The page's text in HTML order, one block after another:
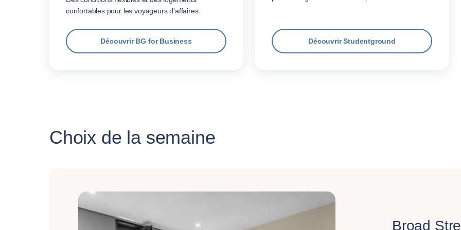
confortables pour les voyageurs d'affaires.
Découvrir BG for Business Découvrir Studentground
Choix de la semaine
Broad